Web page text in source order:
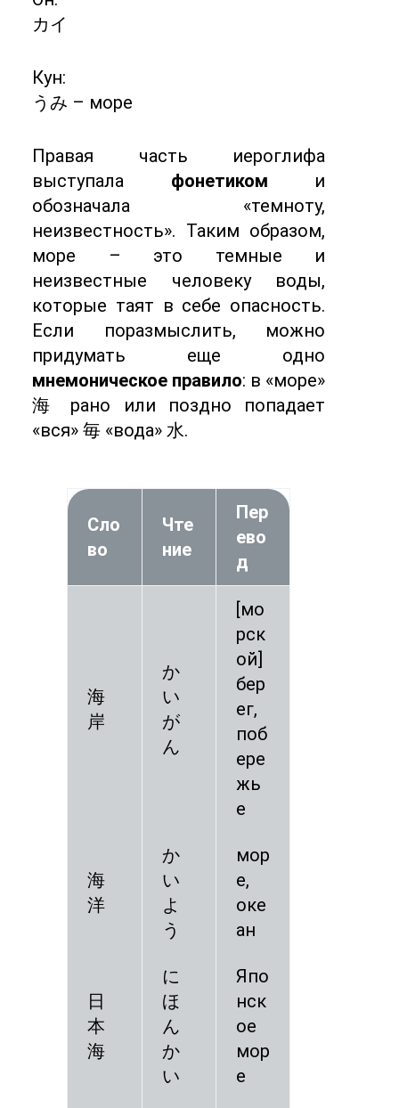
カイ
Кун:
うみ – море
Правая часть иероглифа
выступала фонетиком и
обозначала «темноту,
неизвестность». Таким образом,
море – это темные и
неизвестные человеку воды,
которые таят в себе опасность.
Если поразмыслить, можно
придумать еще одно
мнемоническое правило: в «море»
海 рано или поздно попадает
«вся» 毎 «вода» 水.
Сло
во
Чте
ние
Пер
ево
д
海
岸
か
い
が
ん
[мо
рск
ой]
бер
ег,
поб
ере
жь
е
海
洋
か
い
よ
う
мор
е,
оке
ан
日
本
海
に
ほ
ん
か
い
Япо
нск
ое
мор
е